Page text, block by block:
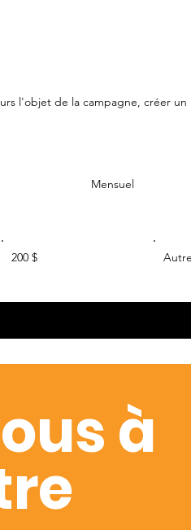
l'objet de la campagne, créer un
Mensuel
200 $ Autre
à